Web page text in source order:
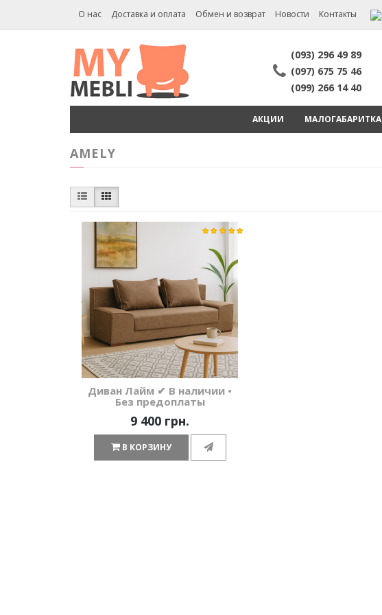
О нас Доставка и оплата Обмен и возврат Новости Контакты
(093) 296 49 89
(097) 675 75 46
(099) 266 14 40
АКЦИИ МАЛОГАБАРИТКА
AMELY
Диван Лайм ✔ В наличии •
Без предоплаты
9 400 грн.
В КОРЗИНУ